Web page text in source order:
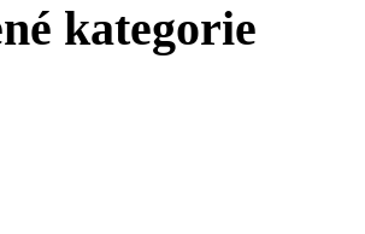
kategorie